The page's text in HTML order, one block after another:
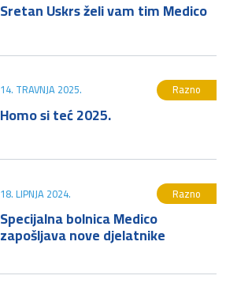
Sretan Uskrs želi vam tim Medico
14. TRAVNJA 2025. Razno
Homo si teć 2025.
18. LIPNJA 2024. Razno
Specijalna bolnica Medico
zapošljava nove djelatnike